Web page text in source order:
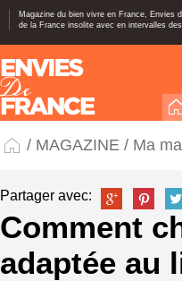
Magazine du bien vivre en France, Envies
de la France insolite avec en intervalles
/ MAGAZINE / Ma
Partager avec:
Comment
adaptée au